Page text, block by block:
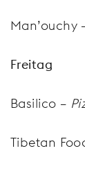
Man’ouchy
Freitag
Basilico –
Tibetan